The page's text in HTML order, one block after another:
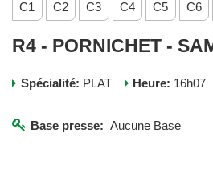
C1 C2 C3 C4 C5 C6
Spécialité: PLAT Heure: 16h07
Base presse: Aucune Base